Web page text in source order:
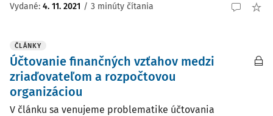
Vydané: 4. 11. 2021 / 3 minúty čítania
ČLÁNKY
Účtovanie finančných vzťahov medzi
zriaďovateľom a rozpočtovou
organizáciou
V článku sa venujeme problematike účtovania